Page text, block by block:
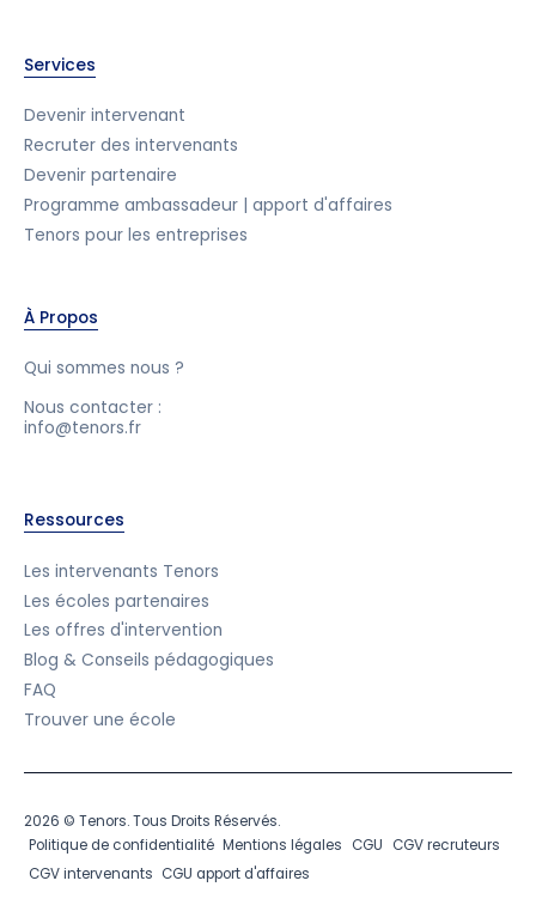
Services
Devenir intervenant
Recruter des intervenants
Devenir partenaire
Programme ambassadeur | apport d'affaires
Tenors pour les entreprises
À Propos
Qui sommes nous ?
Nous contacter :
info@tenors.fr
Ressources
Les intervenants Tenors
Les écoles partenaires
Les offres d'intervention
Blog & Conseils pédagogiques
FAQ
Trouver une école
2026 © Tenors. Tous Droits Réservés.
Politique de confidentialité Mentions légales CGU CGV recruteurs
CGV intervenants CGU apport d'affaires